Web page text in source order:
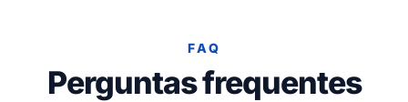
FAQ
Perguntas frequentes